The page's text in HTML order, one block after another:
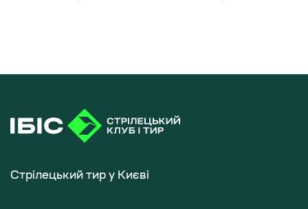
Стрілецький тир у Києві